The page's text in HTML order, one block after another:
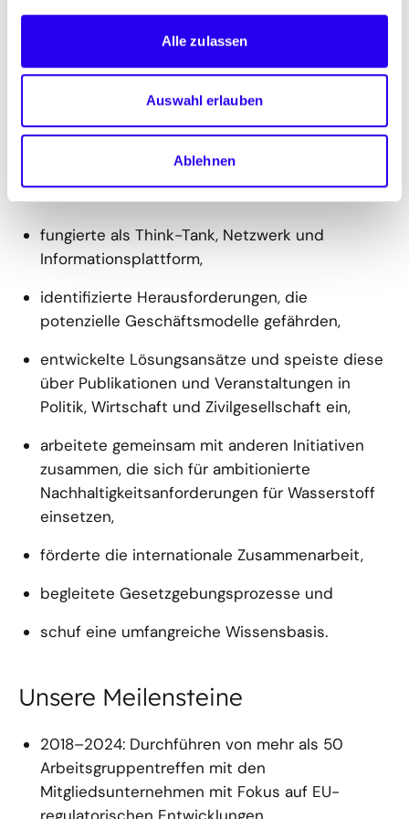
Alle zulassen
Auswahl erlauben
Ablehnen
festzulegen. Sie brachten ihre Praxiserfahrungen in
Einblicke und strategische Orientierung in Bezug
auf die sich im Aufbau befindlichen
Geschäftsfelder entlang der Wasserstoff-
Wertschöpfungskette.
Die Allianz...
fungierte als Think-Tank, Netzwerk und
Informationsplattform,
identifizierte Herausforderungen, die
potenzielle Geschäftsmodelle gefährden,
entwickelte Lösungsansätze und speiste diese
über Publikationen und Veranstaltungen in
Politik, Wirtschaft und Zivilgesellschaft ein,
arbeitete gemeinsam mit anderen Initiativen
zusammen, die sich für ambitionierte
Nachhaltigkeitsanforderungen für Wasserstoff
einsetzen,
förderte die internationale Zusammenarbeit,
begleitete Gesetzgebungsprozesse und
schuf eine umfangreiche Wissensbasis.
Unsere Meilensteine
2018–2024: Durchführen von mehr als 50
Arbeitsgruppentreffen mit den
Mitgliedsunternehmen mit Fokus auf EU-